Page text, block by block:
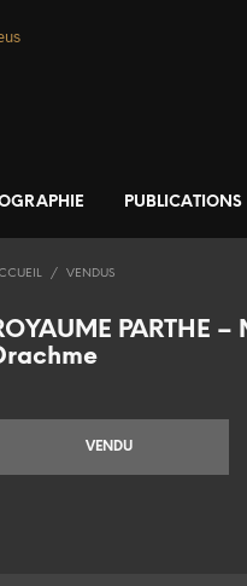
PUBLICATIONS
/ VENDUS
PARTHE –
VENDU